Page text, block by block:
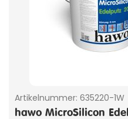
Artikelnummer: 635220-1W
hawo MicroSilicon